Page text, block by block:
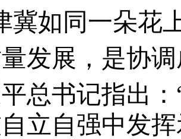
冀如同一朵花
发展，是协
总书记指出
立自强中发